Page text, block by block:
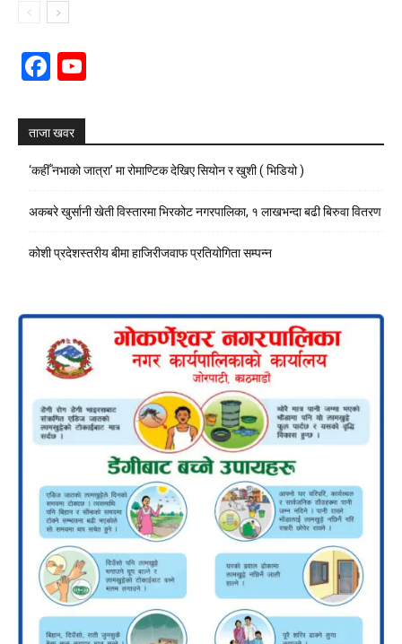
Facebook
ताजा खवर
‘कहीँ नभाको जात्रा’ मा रोमाण्टिक देखिए सियोन र खुशी ( भिडियो )
अकबरे खुर्सानी खेती विस्तारमा भिरकोट नगरपालिका, १ लाखभन्दा बढी बिरुवा वितरण
कोशी प्रदेशस्तरीय बीमा हाजिरीजवाफ प्रतियोगिता सम्पन्न